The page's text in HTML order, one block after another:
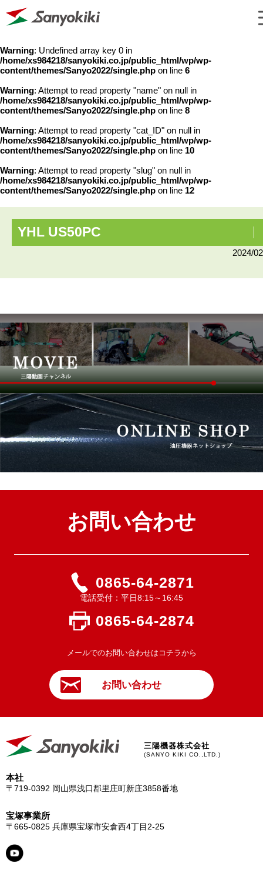
Warning: Undefined array key 0 in
/home/xs984218/sanyokiki.co.jp/public_html/wp/wp-
content/themes/Sanyo2022/single.php on line 6
Warning: Attempt to read property "name" on null in
/home/xs984218/sanyokiki.co.jp/public_html/wp/wp-
content/themes/Sanyo2022/single.php on line 8
Warning: Attempt to read property "cat_ID" on null in
/home/xs984218/sanyokiki.co.jp/public_html/wp/wp-
content/themes/Sanyo2022/single.php on line 10
Warning: Attempt to read property "slug" on null in
/home/xs984218/sanyokiki.co.jp/public_html/wp/wp-
content/themes/Sanyo2022/single.php on line 12
YHL US50PC
2024/
お問い合わせ
0865-64-2871
電話受付：平日8:15～16:45
0865-64-2874
メールでのお問い合わせはコチラから
お問い合わせ
三陽機器株式会社
(SANYO KIKI CO.,LTD.)
本社
〒719-0392 岡山県浅口郡里庄町新庄3858番地
宝塚事業所
〒665-0825 兵庫県宝塚市安倉西4丁目2-25